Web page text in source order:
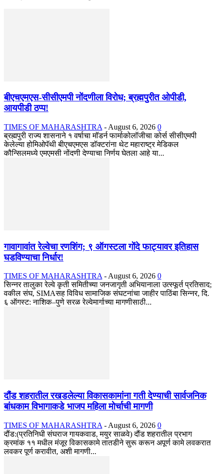
बीएचएमएस-सीसीएमपी नोंदणीला विरोध; ब्रह्मपुरीत ओपीडी,
आयपीडी ठप्प!
TIMES OF MAHARASHTRA - August 6, 2026 0
ब्रह्मपुरी राज्य शासनाने १ वर्षाचा मॉडर्न फार्माकोलॉजीचा कोर्स सीसीएमपी
केलेल्या होमिओपॅथी बीएचएमएस डॉक्टरांना थेट महाराष्ट्र मेडिकल
कौन्सिलमध्ये एमएमसी नोंदणी देण्याचा निर्णय घेतला आहे या...
गावागावांत रेल्वेचा रणशिंग; ९ ऑगस्टला गोंदे फाट्यावर इतिहास
घडविण्याचा निर्धार!
TIMES OF MAHARASHTRA - August 6, 2026 0
सिन्नर तालुका रेल्वे कृती समितीच्या जनजागृती अभियानाला उत्स्फूर्त प्रतिसाद;
वकील संघ, SIMAसह विविध सामाजिक संघटनांचा जाहीर पाठिंबा सिन्नर, दि.
६ ऑगस्ट: नाशिक–पुणे सरळ रेल्वेमार्गाच्या मागणीसाठी...
दौंड शहरातील रखडलेल्या विकासकामांना गती देण्याची सार्वजनिक
बांधकाम विभागाकडे भाजप महिला मोर्चाची मागणी
TIMES OF MAHARASHTRA - August 6, 2026 0
दौंड:(प्रतिनिधी संघराज गायकवाड, मयुर साळवे) दौंड शहरातील प्रभाग
क्रमांक ११ मधील मंजूर विकासकामे तातडीने सुरू करून अपूर्ण कामे लवकरात
लवकर पूर्ण करावीत, अशी मागणी...